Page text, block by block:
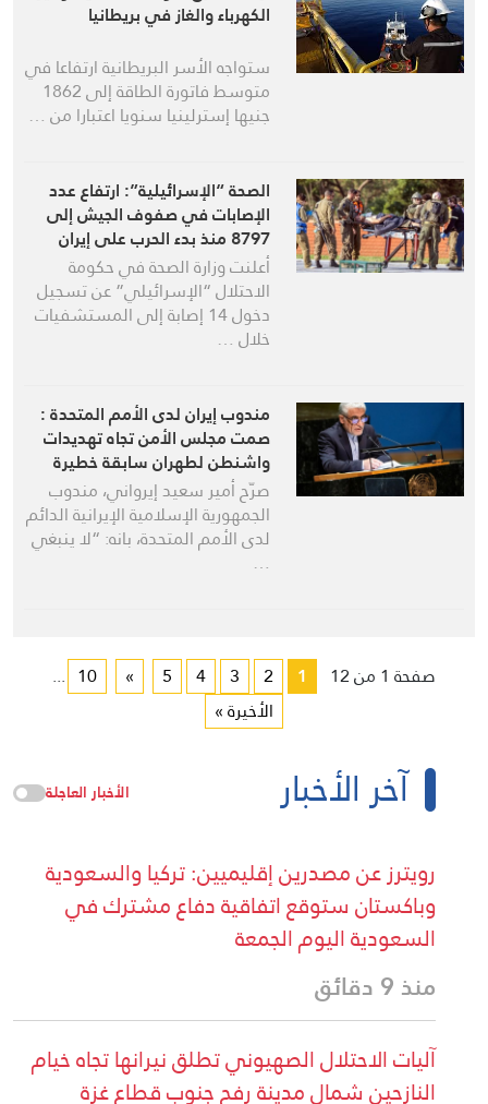
الكهرباء والغاز في بريطانيا
ستواجه الأسر البريطانية ارتفاعا في
متوسط فاتورة الطاقة إلى 1862
جنيها إسترلينيا سنويا اعتبارا من …
الصحة “الإسرائيلية”: ارتفاع عدد
الإصابات في صفوف الجيش إلى
8797 منذ بدء الحرب على إيران
أعلنت وزارة الصحة في حكومة
الاحتلال “الإسرائيلي” عن تسجيل
دخول 14 إصابة إلى المستشفيات
مندوب إيران لدى الأمم المتحدة :
صمت مجلس الأمن تجاه تهديدات
واشنطن لطهران سابقة خطيرة
صرّح أمير سعيد إيرواني، مندوب
الجمهورية الإسلامية الإيرانية الدائم
لدى الأمم المتحدة، بانه: “لا ينبغي
2
3
4
10
...
إقليميين: تركيا والسعودية
اتفاقية دفاع مشترك في
الجمعة
الصهيوني تطلق نيرانها تجاه خيام
مدينة رفح جنوب قطاع غزة